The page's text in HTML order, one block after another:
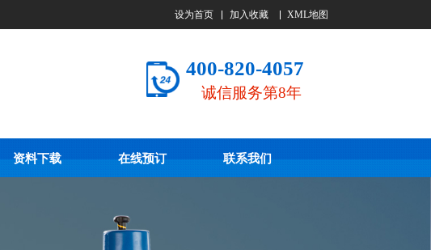
设为首页 加入收藏 XML地图
400-820-4057
诚信服务第8年
资料下载 在线预订 联系我们